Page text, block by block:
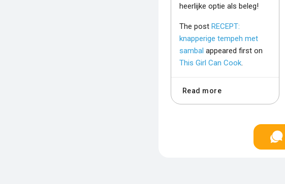
heerlijke optie als beleg!
The post RECEPT:
knapperige tempeh met
sambal appeared first on
This Girl Can Cook.
Read more